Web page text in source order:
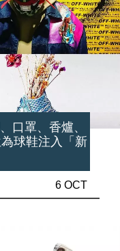
口罩、香爐、
球鞋注入「新
6 OCT